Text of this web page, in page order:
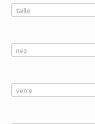
taille
nez
verre